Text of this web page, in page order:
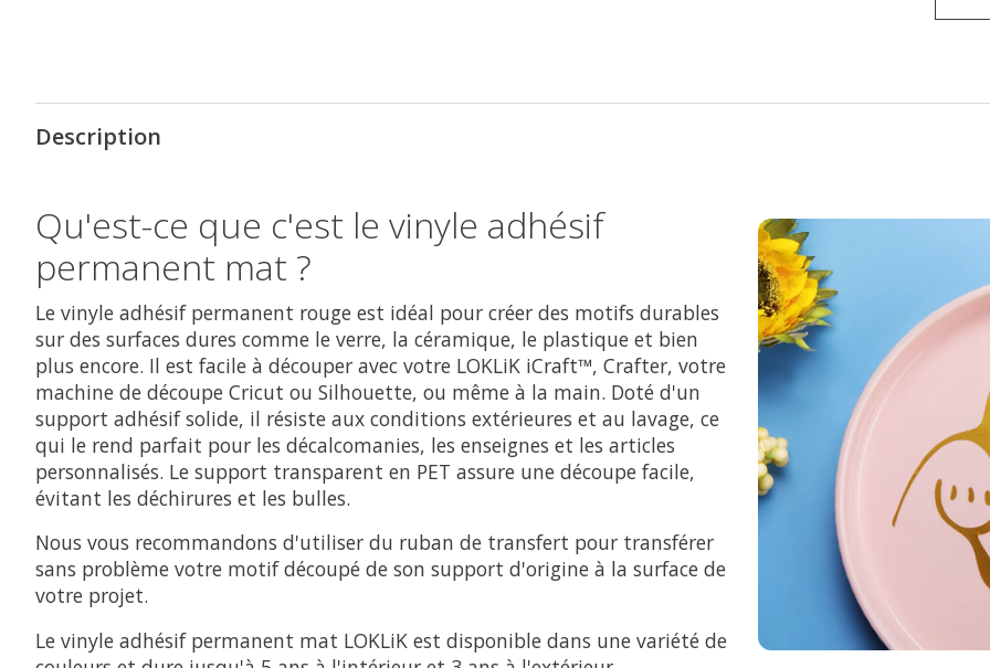
Description
Qu'est-ce que c'est le vinyle adhésif
permanent mat ?
Le vinyle adhésif permanent rouge est idéal pour créer des motifs durables
sur des surfaces dures comme le verre, la céramique, le plastique et bien
plus encore. Il est facile à découper avec votre LOKLiK iCraft™, Crafter, votre
machine de découpe Cricut ou Silhouette, ou même à la main. Doté d'un
support adhésif solide, il résiste aux conditions extérieures et au lavage, ce
qui le rend parfait pour les décalcomanies, les enseignes et les articles
personnalisés. Le support transparent en PET assure une découpe facile,
évitant les déchirures et les bulles.
Nous vous recommandons d'utiliser du ruban de transfert pour transférer
sans problème votre motif découpé de son support d'origine à la surface de
votre projet.
Le vinyle adhésif permanent mat LOKLiK est disponible dans une variété de